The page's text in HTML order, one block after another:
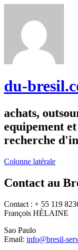
du-
achats,
equipement
recherche
Colonne latérale
Contact au
Contact : + 55 119
François HÉLAINE
Sao Paulo
Email: info@bresil-